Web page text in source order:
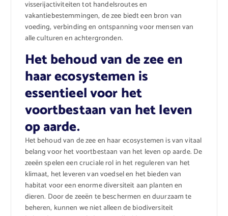
visserijactiviteiten tot handelsroutes en
vakantiebestemmingen, de zee biedt een bron van
voeding, verbinding en ontspanning voor mensen van
alle culturen en achtergronden.
Het behoud van de zee en
haar ecosystemen is
essentieel voor het
voortbestaan van het leven
op aarde.
Het behoud van de zee en haar ecosystemen is van vitaal
belang voor het voortbestaan van het leven op aarde. De
zeeën spelen een cruciale rol in het reguleren van het
klimaat, het leveren van voedsel en het bieden van
habitat voor een enorme diversiteit aan planten en
dieren. Door de zeeën te beschermen en duurzaam te
beheren, kunnen we niet alleen de biodiversiteit